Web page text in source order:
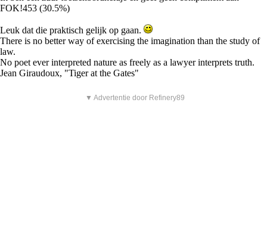
FOK!453 (30.5%)
Leuk dat die praktisch gelijk op gaan.
There is no better way of exercising the imagination than the study of
law.
No poet ever interpreted nature as freely as a lawyer interprets truth.
Jean Giraudoux, "Tiger at the Gates"
▼ Advertentie door Refinery89